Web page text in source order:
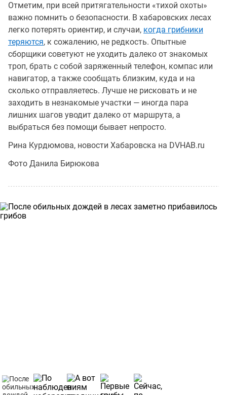
Отметим, при всей притягательности «тихой охоты»
важно помнить о безопасности. В хабаровских лесах
легко потерять ориентир, и случаи, когда грибники
теряются, к сожалению, не редкость. Опытные
сборщики советуют не уходить далеко от знакомых
троп, брать с собой заряженный телефон, компас или
навигатор, а также сообщать близким, куда и на
сколько отправляетесь. Лучше не рисковать и не
заходить в незнакомые участки — иногда пара
лишних шагов уводит далеко от маршрута, а
выбраться без помощи бывает непросто.
Рина Курдюмова, новости Хабаровска на DVHAB.ru
Фото Данила Бирюкова